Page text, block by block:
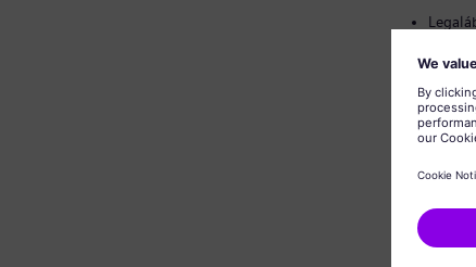
Nem
Nem
Jelszó